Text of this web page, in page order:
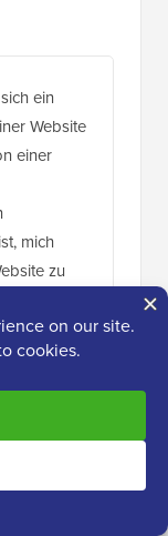
ein
Website
einer
mich
zu
auf die
besonders